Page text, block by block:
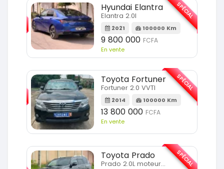
Hyundai Elantra
Elantra 2.0l
2021 100000 Km
9 800 000 FCFA
En vente
SPÉCIAL
Toyota Fortuner
Fortuner 2.0 VVTI
2014 100000 Km
13 800 000 FCFA
En vente
SPÉCIAL
Toyota Prado
Prado 2.0L moteur d4d SPÉCIAL